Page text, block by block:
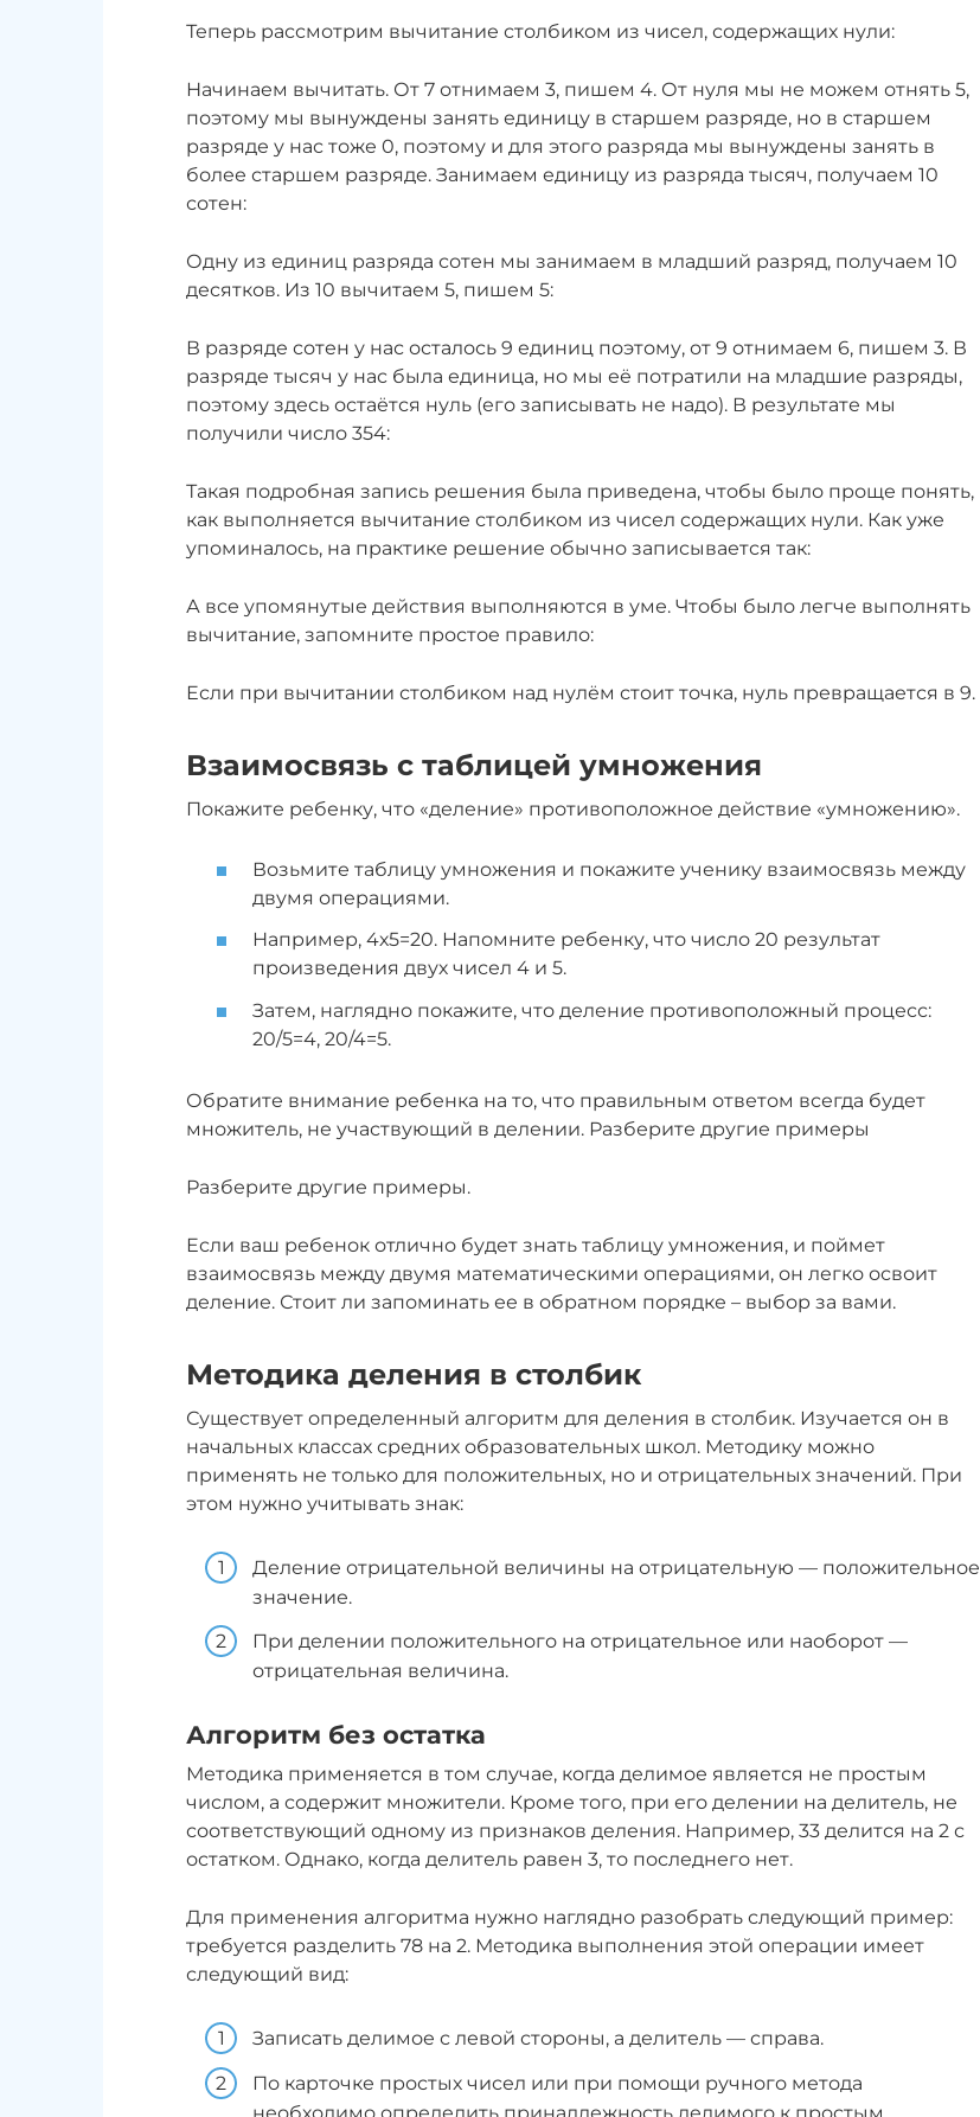
Теперь рассмотрим вычитание столбиком из чисел, содержащих нули:
Начинаем вычитать. От 7 отнимаем 3, пишем 4. От нуля мы не можем отнять 5,
поэтому мы вынуждены занять единицу в старшем разряде, но в старшем
разряде у нас тоже 0, поэтому и для этого разряда мы вынуждены занять в
более старшем разряде. Занимаем единицу из разряда тысяч, получаем 10
сотен:
Одну из единиц разряда сотен мы занимаем в младший разряд, получаем 10
десятков. Из 10 вычитаем 5, пишем 5:
В разряде сотен у нас осталось 9 единиц поэтому, от 9 отнимаем 6, пишем 3. В
разряде тысяч у нас была единица, но мы её потратили на младшие разряды,
поэтому здесь остаётся нуль (его записывать не надо). В результате мы
получили число 354:
Такая подробная запись решения была приведена, чтобы было проще понять,
как выполняется вычитание столбиком из чисел содержащих нули. Как уже
упоминалось, на практике решение обычно записывается так:
А все упомянутые действия выполняются в уме. Чтобы было легче выполнять
вычитание, запомните простое правило:
Если при вычитании столбиком над нулём стоит точка, нуль превращается в 9.
Взаимосвязь с таблицей умножения
Покажите ребенку, что «деление» противоположное действие «умножению».
Возьмите таблицу умножения и покажите ученику взаимосвязь между
двумя операциями.
Например, 4х5=20. Напомните ребенку, что число 20 результат
произведения двух чисел 4 и 5.
Затем, наглядно покажите, что деление противоположный процесс:
20/5=4, 20/4=5.
Обратите внимание ребенка на то, что правильным ответом всегда будет
множитель, не участвующий в делении. Разберите другие примеры
Разберите другие примеры.
Если ваш ребенок отлично будет знать таблицу умножения, и поймет
взаимосвязь между двумя математическими операциями, он легко освоит
деление. Стоит ли запоминать ее в обратном порядке – выбор за вами.
Методика деления в столбик
Существует определенный алгоритм для деления в столбик. Изучается он в
начальных классах средних образовательных школ. Методику можно
применять не только для положительных, но и отрицательных значений. При
этом нужно учитывать знак:
Деление отрицательной величины на отрицательную — положительное
значение.
При делении положительного на отрицательное или наоборот —
отрицательная величина.
Алгоритм без остатка
Методика применяется в том случае, когда делимое является не простым
числом, а содержит множители. Кроме того, при его делении на делитель, не
соответствующий одному из признаков деления. Например, 33 делится на 2 с
остатком. Однако, когда делитель равен 3, то последнего нет.
Для применения алгоритма нужно наглядно разобрать следующий пример:
требуется разделить 78 на 2. Методика выполнения этой операции имеет
следующий вид:
Записать делимое с левой стороны, а делитель — справа.
По карточке простых чисел или при помощи ручного метода
необходимо определить принадлежность делимого к простым